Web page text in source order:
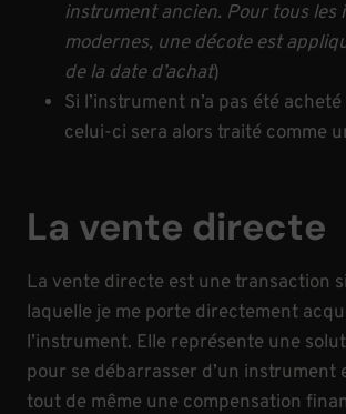
o
n
e
t
s
r
h
e
t
instrument ancien. Pour tous les
modernes, une décote est
de la date d’achat)
Si l’instrument n’a pas été
celui-ci sera alors traité comme
La vente directe
La vente directe est une transaction
laquelle je me porte directement
l’instrument. Elle représente une
pour se débarrasser d’un instrument
tout de même une compensation